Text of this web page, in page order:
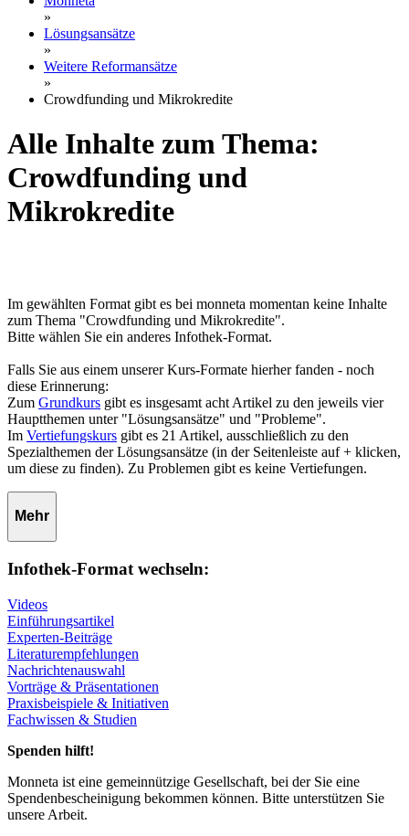
»
Lösungsansätze
»
Weitere Reformansätze
»
Crowdfunding und Mikrokredite
Alle Inhalte zum Thema:
Crowdfunding und
Mikrokredite
Im gewählten Format gibt es bei monneta momentan keine Inhalte
zum Thema "Crowdfunding und Mikrokredite".
Bitte wählen Sie ein anderes Infothek-Format.
Falls Sie aus einem unserer Kurs-Formate hierher fanden - noch
diese Erinnerung:
Zum Grundkurs gibt es insgesamt acht Artikel zu den jeweils vier
Hauptthemen unter "Lösungsansätze" und "Probleme".
Im Vertiefungskurs gibt es 21 Artikel, ausschließlich zu den
Spezialthemen der Lösungsansätze (in der Seitenleiste auf + klicken,
um diese zu finden). Zu Problemen gibt es keine Vertiefungen.
Mehr
Infothek-Format wechseln:
Videos
Einführungsartikel
Experten-Beiträge
Literaturempfehlungen
Nachrichtenauswahl
Vorträge & Präsentationen
Praxisbeispiele & Initiativen
Fachwissen & Studien
Spenden hilft!
Monneta ist eine gemeinnützige Gesellschaft, bei der Sie eine
Spendenbescheinigung bekommen können. Bitte unterstützen Sie
unsere Arbeit.